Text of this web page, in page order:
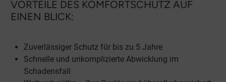
VORTEILE DES KOMFORTSCHUTZ AUF
EINEN BLICK:
Zuverlässiger Schutz für bis zu 5 Jahre
Schnelle und unkomplizierte Abwicklung im
Schadensfall